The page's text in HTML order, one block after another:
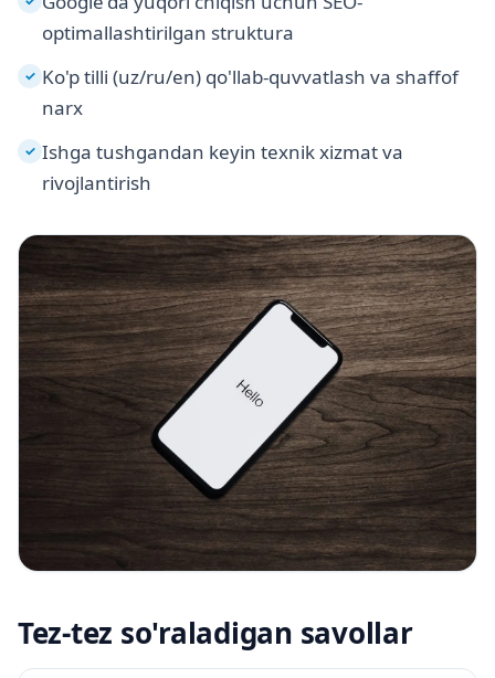
optimallashtirilgan struktura
✓ Ko'p tilli (uz/ru/en) qo'llab-quvvatlash va shaffof
narx
✓ Ishga tushgandan keyin texnik xizmat va
rivojlantirish
Tez-tez so'raladigan savollar